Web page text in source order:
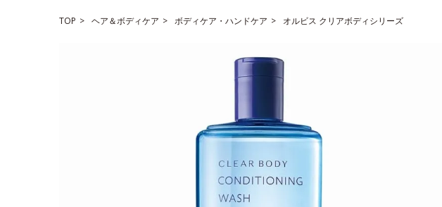
TOP ヘア＆ボディケア ボディケア・ハンドケア オルビス クリアボディシリーズ